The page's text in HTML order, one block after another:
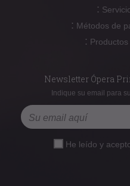
:
: Métodos de
:
Newsletter Ópera
Indique su email para
He leído y